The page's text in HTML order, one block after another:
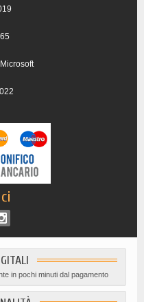
in pochi minuti dal pagamento